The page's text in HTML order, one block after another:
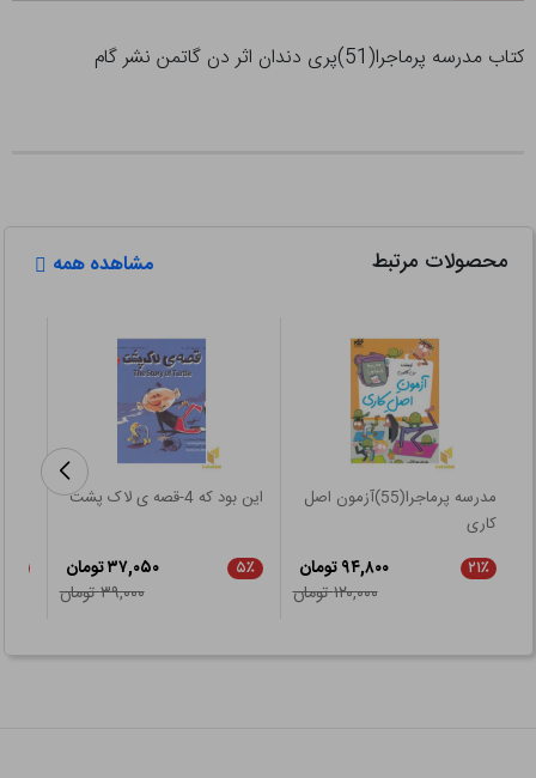
کتاب مدرسه پرماجرا(51)پری دندان اثر دن گاتمن نشر گام
محصولات مرتبط مشاهده همه
مدرسه پرماجرا(55)آزمون اصل
کاری
۲۱٪
۹۴,۸۰۰ تومان
۱۲۰,۰۰۰ تومان
این بود که 4-قصه ی لاک پشت
۵٪
۳۷,۰۵۰ تومان
۳۹,۰۰۰ تومان